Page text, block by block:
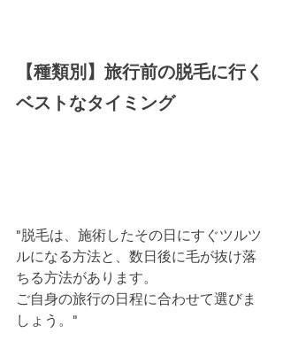
【種類別】旅行前の脱毛に行く
ベストなタイミング
"脱毛は、施術したその日にすぐツルツ
ルになる方法と、数日後に毛が抜け落
ちる方法があります。
ご自身の旅行の日程に合わせて選びま
しょう。"